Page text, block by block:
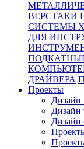
ВЕРСТАКИ
СИСТЕМЫ
ДЛЯ
ДРАЙВЕРА
Проекты
Дизайн
Дизайн
Дизайн